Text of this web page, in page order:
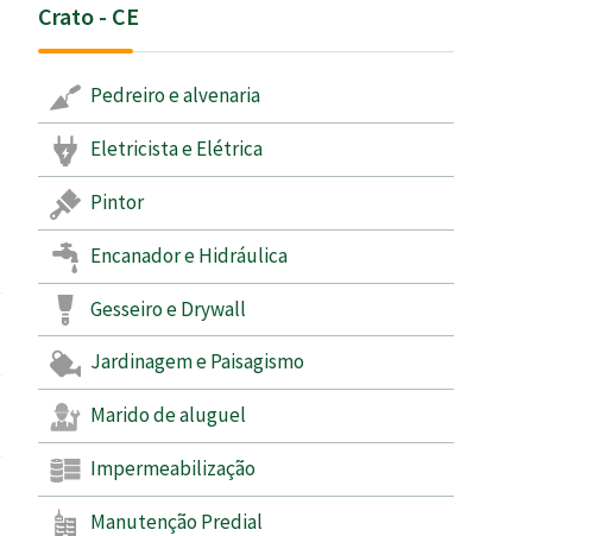
Crato - CE
Pedreiro e alvenaria
Eletricista e Elétrica
Pintor
Encanador e Hidráulica
Gesseiro e Drywall
Jardinagem e Paisagismo
Marido de aluguel
Impermeabilização
Manutenção Predial